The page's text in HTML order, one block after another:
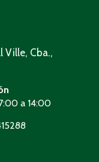
Ville, Cba.,
a 14:00